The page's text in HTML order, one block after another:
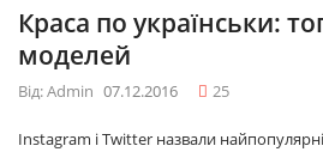
Краса по українськи:
моделей
Від: Admin 07.12.2016 25
Instagram і Twitter назвали